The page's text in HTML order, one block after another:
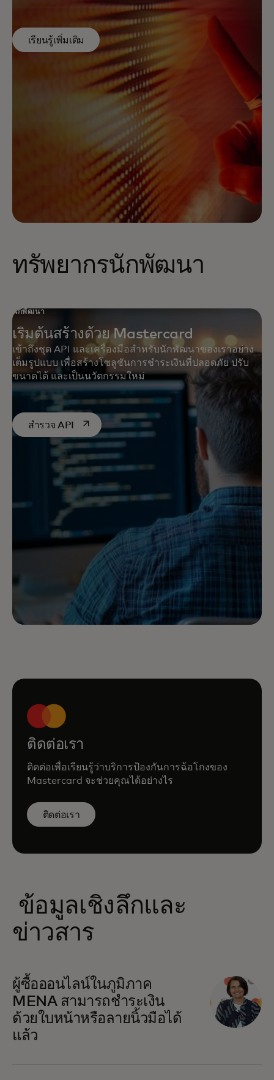
เรียนรู้เพิ่มเติม
ทรัพยากรนักพัฒนา
นักพัฒนา
เริ่มต้นสร้างด้วย Mastercard
เข้าถึงชุด API และเครื่องมือสำหรับนักพัฒนาของเราอย่าง
เต็มรูปแบบ เพื่อสร้างโซลูชันการชำระเงินที่ปลอดภัย ปรับ
ขนาดได้ และเป็นนวัตกรรมใหม่
สำรวจ APIopens in a new tab
ติดต่อเรา
ติดต่อเพื่อเรียนรู้ว่าบริการป้องกันการฉ้อโกงของ
Mastercard จะช่วยคุณได้อย่างไร
ติดต่อเรา
ข้อมูลเชิงลึกและ
ข่าวสาร
ผู้ซื้อออนไลน์ในภูมิภาค
MENA สามารถชำระเงิน
ด้วยใบหน้าหรือลายนิ้วมือได้
แล้ว
opens in a new tab